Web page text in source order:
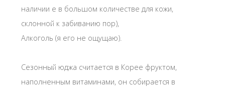
наличии е в большом количестве для кожи,
склонной к забиванию пор),
Алкоголь (я его не ощущаю).
Сезонный юджа считается в Корее фруктом,
наполненным витаминами, он собирается в